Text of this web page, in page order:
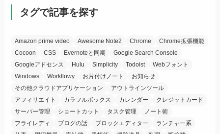
タグで記事を探す
Amazon prime video Awesome Note2 Chrome
Chrome拡張機能
Cocoon
CSS Evernoteと同期
Google Search Console
Googleアドセンス
Hulu Simplicity Todoist
Webフォント
Windows
Workflowy お片付けノート
お知らせ
その他クラウドアプリケーション
アウトラインツール
アフィリエイト
カラフルボックス カレンダー
クレジットカード
サーバー管理
ショートカット タスク管理
ノート術
フライレディ
ブログの話 ブロックエディター
ランチャー系